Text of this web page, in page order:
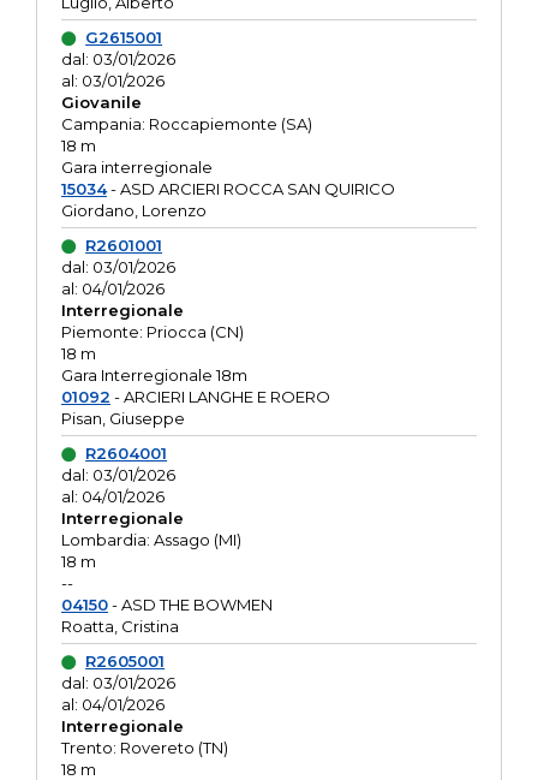
G2615001
dal: 03/01/2026
al: 03/01/2026
Giovanile
Campania: Roccapiemonte (SA)
18 m
Gara interregionale
15034- ASD ARCIERI ROCCA SAN QUIRICO
Giordano, Lorenzo
R2601001
dal: 03/01/2026
al: 04/01/2026
Interregionale
Piemonte: Priocca (CN)
18 m
Gara Interregionale 18m
01092 - ARCIERI LANGHE E ROERO
Pisan, Giuseppe
R2604001
dal: 03/01/2026
al: 04/01/2026
Interregionale
Lombardia: Assago (MI)
18 m
--
04150- ASD THE BOWMEN
Roatta, Cristina
R2605001
dal: 03/01/2026
al: 04/01/2026
Interregionale
Trento: Rovereto (TN)
18 m